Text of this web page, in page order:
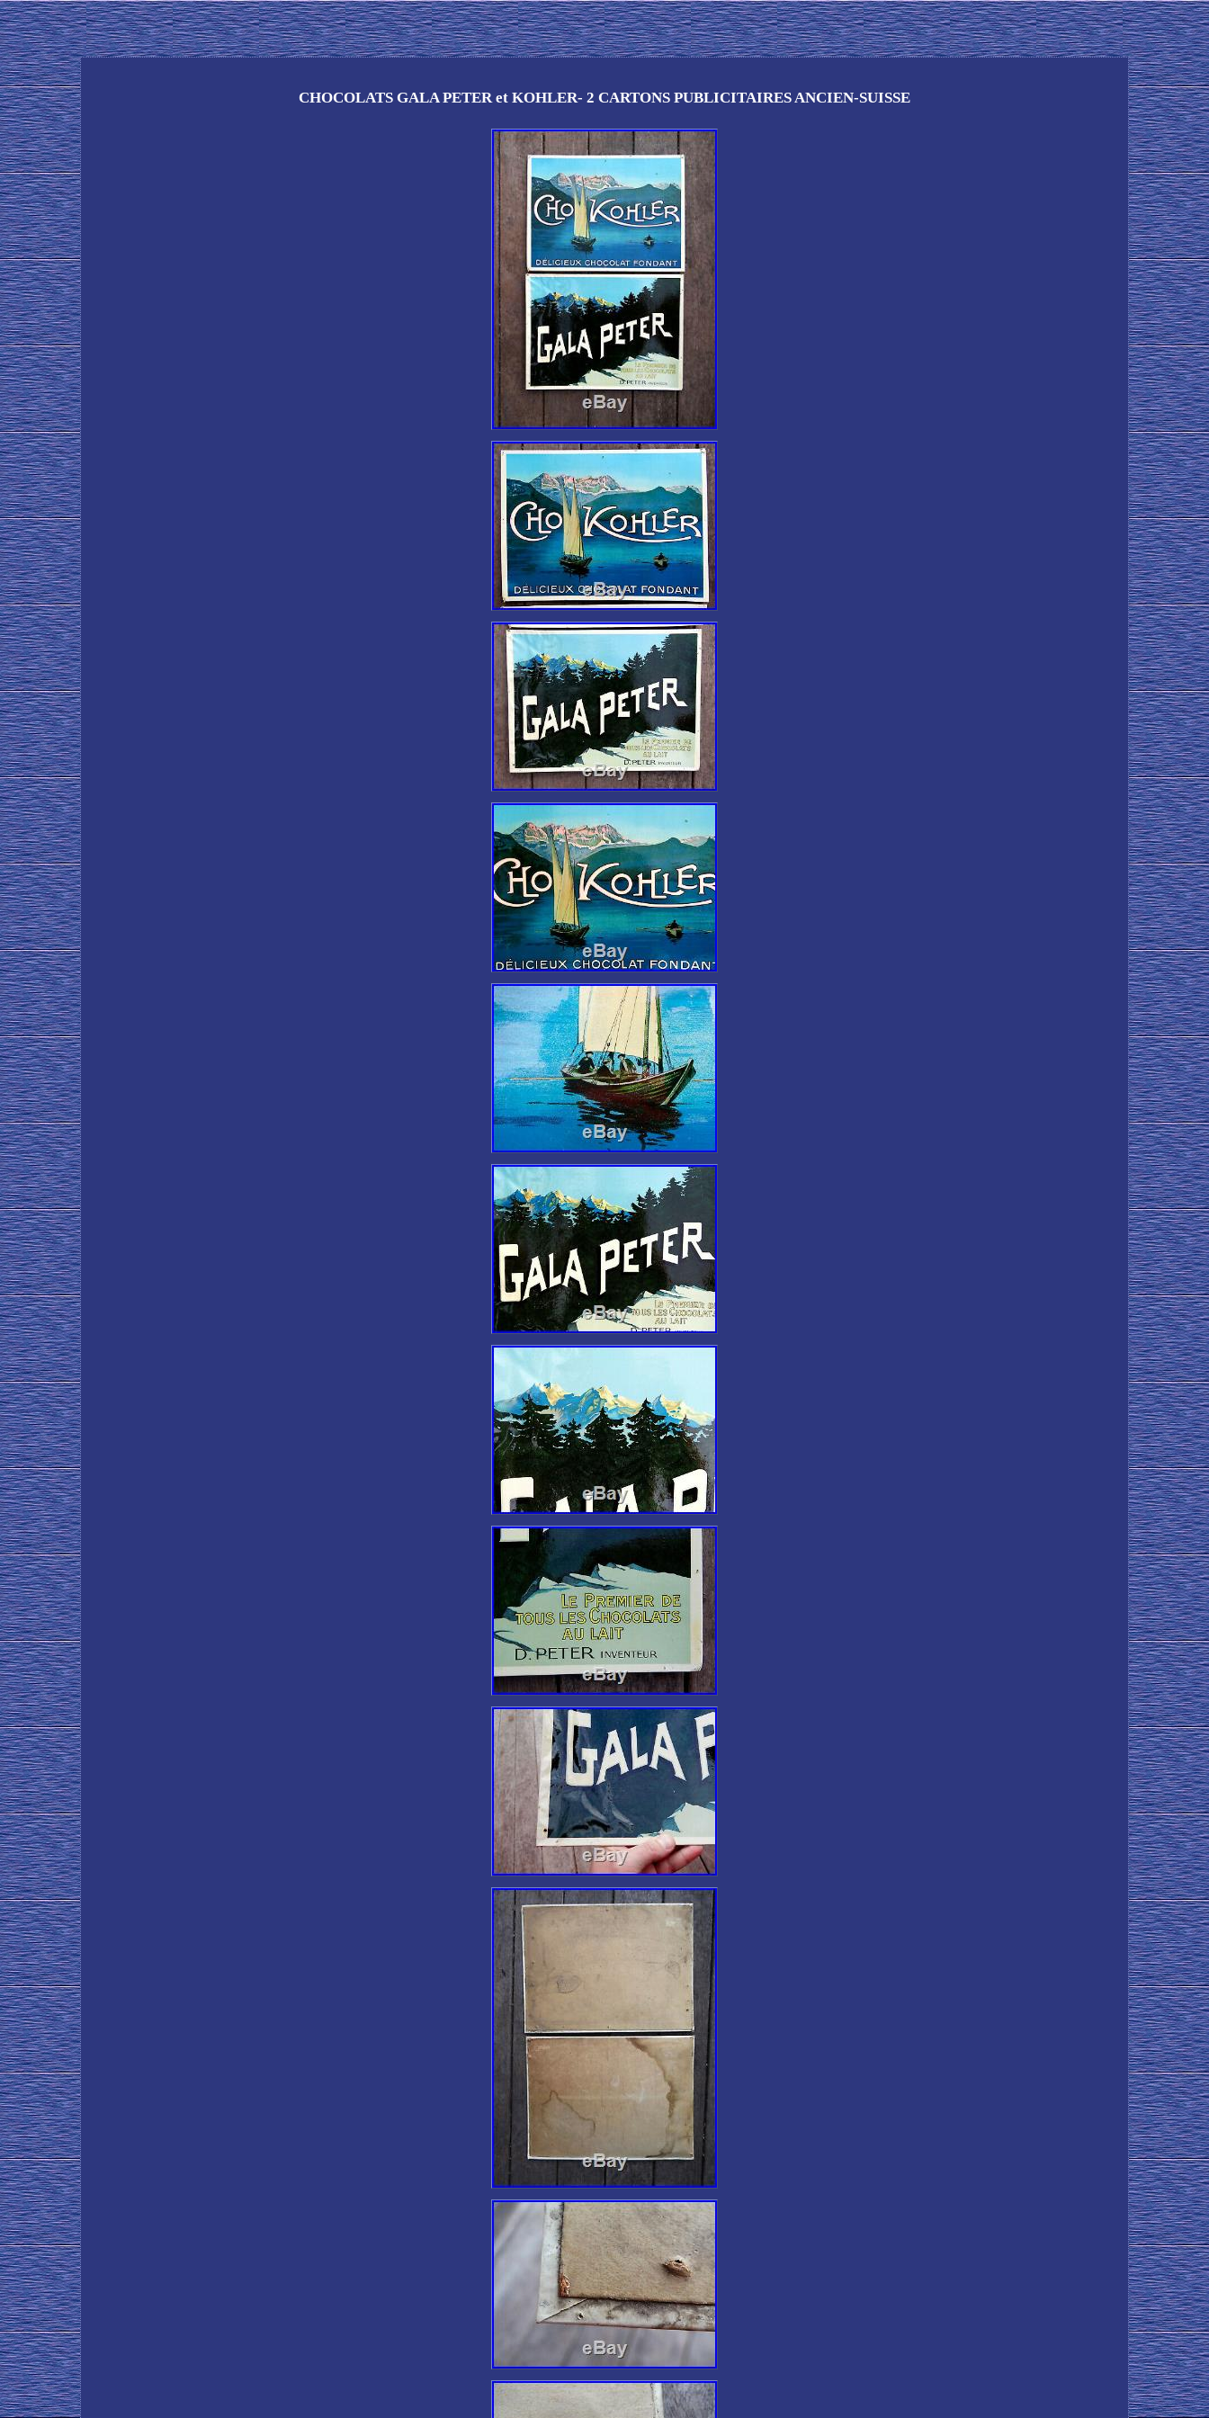
CHOCOLATS GALA PETER et KOHLER- 2 CARTONS PUBLICITAIRES ANCIEN-SUISSE